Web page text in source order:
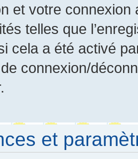
et votre
telles que
cela a été activé
connexion/
et